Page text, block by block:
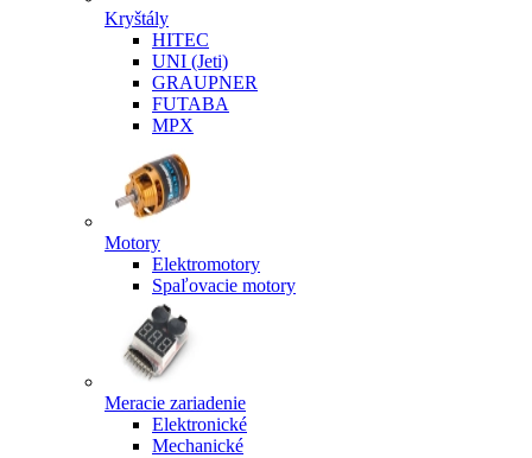
Kryštály
HITEC
UNI (Jeti)
GRAUPNER
FUTABA
MPX
Motory
Elektromotory
Spaľovacie motory
Meracie zariadenie
Elektronické
Mechanické